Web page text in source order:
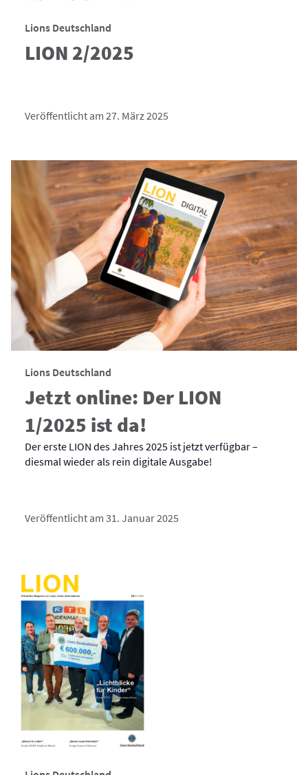
Lions Deutschland
LION 2/2025
Veröffentlicht am 27. März 2025
Lions Deutschland
Jetzt online: Der LION
1/2025 ist da!
Der erste LION des Jahres 2025 ist jetzt verfügbar –
diesmal wieder als rein digitale Ausgabe!
Veröffentlicht am 31. Januar 2025